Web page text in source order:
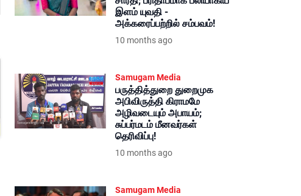
இளம் யுவதி -
அக்கரைப்பற்றில் சம்பவம்!
10 months ago
Samugam Media
பருத்தித்துறை துறைமுக
அபிவிருத்தி கிராமமே
அழிவடையும் அபாயம்;
சுப்பர்மடம் மீனவர்கள்
தெரிவிப்பு!
10 months ago
Samugam Media